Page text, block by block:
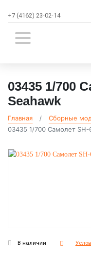
+7 (4162) 23-02-14
03435 1/700
Seahawk
Главная
Сборные
03435 1/700 Самолет SH-
В наличии